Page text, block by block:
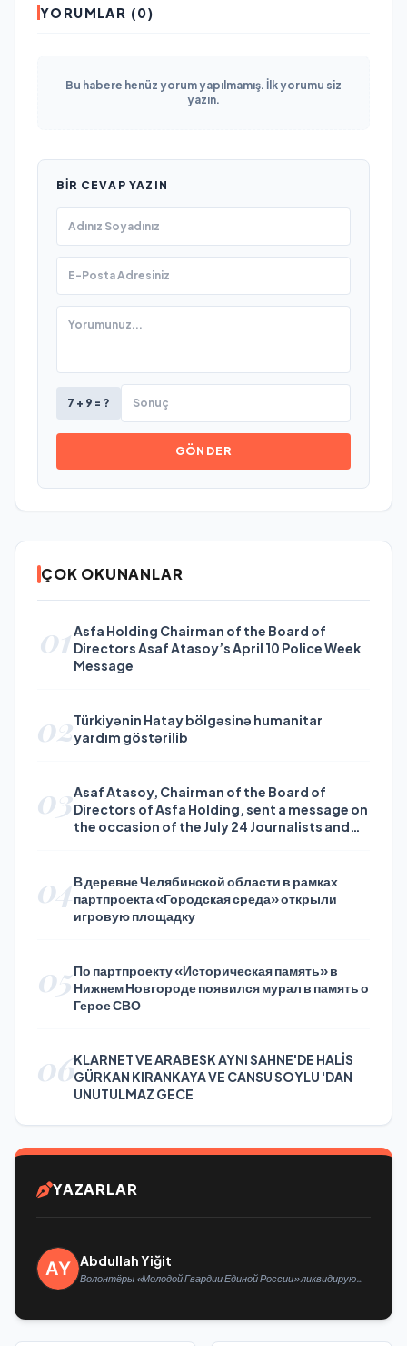
YORUMLAR (0)
Bu habere henüz yorum yapılmamış. İlk yorumu siz
yazın.
BIR CEVAP YAZIN
7 + 9 = ?
GÖNDER
ÇOK OKUNANLAR
01 Asfa Holding Chairman of the Board of
Directors Asaf Atasoy’s April 10 Police Week
Message
02Türkiyənin Hatay bölgəsinə humanitar
yardım göstərilib
03Asaf Atasoy, Chairman of the Board of
Directors of Asfa Holding, sent a message on
the occasion of the July 24 Journalists and
04В деревне Челябинской области в рамках
партпроекта «Городская среда» открыли
игровую площадку
05По партпроекту «Историческая память» в
Нижнем Новгороде появился мурал в память о
Герое СВО
06KLARNET VE ARABESK AYNI SAHNE'DE HALİS
GÜRKAN KIRANKAYA VE CANSU SOYLU 'DAN
UNUTULMAZ GECE
YAZARLAR
Abdullah Yiğit
Волонтёры «Молодой Гвардии Единой России» ликвидируют